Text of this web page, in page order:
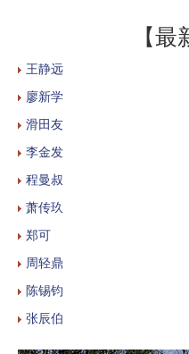
【最
王静远
廖新学
滑田友
李金发
程曼叔
萧传玖
郑可
周轻鼎
陈锡钧
张辰伯